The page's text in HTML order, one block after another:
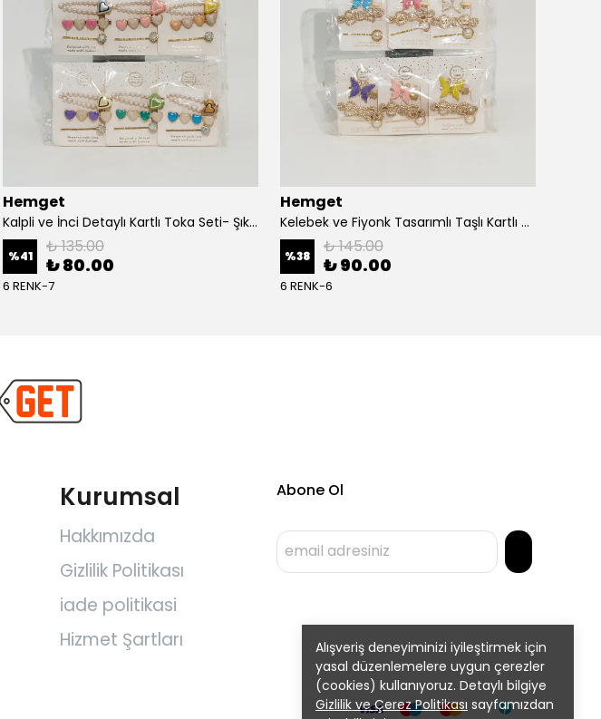
Alışveriş deneyiminizi iyileştirmek için
yasal düzenlemelere uygun çerezler
(cookies) kullanıyoruz. Detaylı bilgiye
Gizlilik ve Çerez Politikası sayfamızdan
Hemget
Kalpli ve İnci Detaylı Kartlı Toka Seti- Şık ve Zarif Saç Aksesuarı
%41 ₺ 135.00
₺ 80.00
6 RENK-7
Hemget
Kelebek ve Fiyonk Tasarımlı Taşlı Kartlı Toka Seti- Şık Saç Aksesuarı
%38 ₺ 145.00
₺ 90.00
6 RENK-6
Kurumsal
Hakkımızda
Gizlilik Politikası
iade politikasi
Hizmet Şartları
Abone Ol